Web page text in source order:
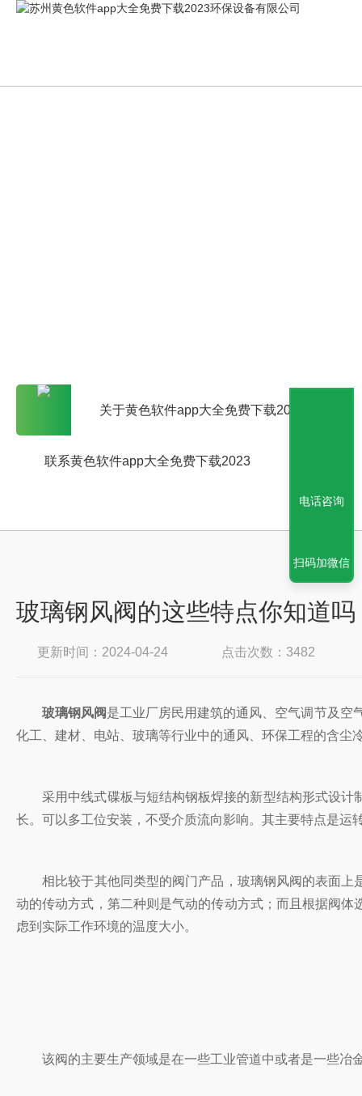
关于黄色软件app大全免费下载2023
联系黄色软件app大全免费下载2023
玻璃钢风阀的这些特点你知道吗
更新时间：2024-04-24 点击次数：3482
玻璃钢风阀是工业厂房民用建筑的通风、空气调节及空
化工、建材、电站、玻璃等行业中的通风、环保工程的含
采用中线式碟板与短结构钢板焊接的新型结构形式设计制造的，结
长。可以多工位安装，不受介质流向影响。其主要特点是运
相比较于其他同类型的阀门产品，玻璃钢风阀的表面上
动的传动方式，第二种则是气动的传动方式；而且根据阀
虑到实际工作环境的温度大小。
该阀的主要生产领域是在一些工业管道中或者是一些冶金和环
电话咨询
扫码加微信